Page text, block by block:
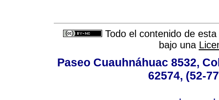
Todo el contenido de
bajo una
Paseo Cuauhnáhuac 8532,
62574, (52-